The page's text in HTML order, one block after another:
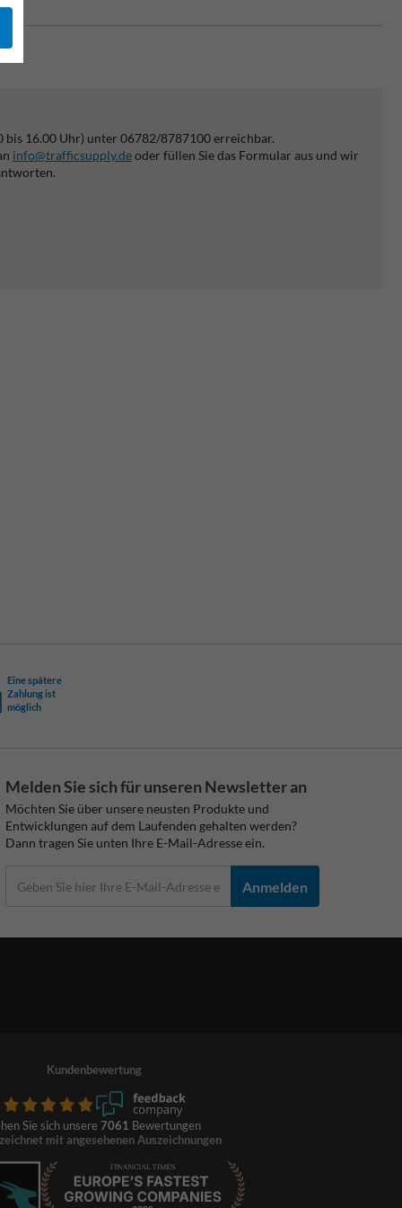
bis 16.00 Uhr) unter 06782/8787100 erreichbar.
info@trafficsupply.deoder füllen Sie das Formular aus und wir
Eine spätere
Zahlung ist
möglich
Melden Sie sich für unseren Newsletter an
Möchten Sie über unsere neusten Produkte und
Entwicklungen auf dem Laufenden gehalten werden?
Dann tragen Sie unten Ihre E-Mail-Adresse ein.
Anmelden
Kundenbewertung
Sie sich unsere 7061 Bewertungen
mit angesehenen Auszeichnungen